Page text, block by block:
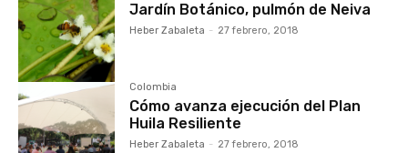
Jardín Botánico, pulmón de Neiva
Heber Zabaleta - 27 febrero, 2018
Colombia
Cómo avanza ejecución del Plan
Huila Resiliente
Heber Zabaleta - 27 febrero, 2018